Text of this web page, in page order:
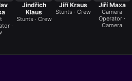
·
Jindřich
Klaus
Stunts · Crew
Jiří Kraus
Stunts · Crew
Jiří Maxa
Camera
Operator ·
Camera